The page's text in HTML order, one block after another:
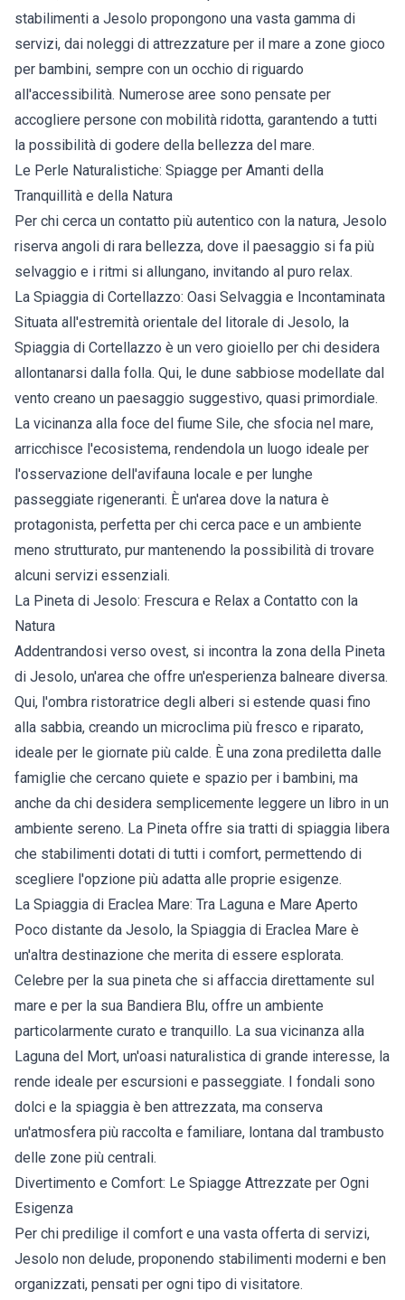
stabilimenti a Jesolo propongono una vasta gamma di
servizi, dai noleggi di attrezzature per il mare a zone gioco
per bambini, sempre con un occhio di riguardo
all'accessibilità. Numerose aree sono pensate per
accogliere persone con mobilità ridotta, garantendo a tutti
la possibilità di godere della bellezza del mare.
Le Perle Naturalistiche: Spiagge per Amanti della
Tranquillità e della Natura
Per chi cerca un contatto più autentico con la natura, Jesolo
riserva angoli di rara bellezza, dove il paesaggio si fa più
selvaggio e i ritmi si allungano, invitando al puro relax.
La Spiaggia di Cortellazzo: Oasi Selvaggia e Incontaminata
Situata all'estremità orientale del litorale di Jesolo, la
Spiaggia di Cortellazzo è un vero gioiello per chi desidera
allontanarsi dalla folla. Qui, le dune sabbiose modellate dal
vento creano un paesaggio suggestivo, quasi primordiale.
La vicinanza alla foce del fiume Sile, che sfocia nel mare,
arricchisce l'ecosistema, rendendola un luogo ideale per
l'osservazione dell'avifauna locale e per lunghe
passeggiate rigeneranti. È un'area dove la natura è
protagonista, perfetta per chi cerca pace e un ambiente
meno strutturato, pur mantenendo la possibilità di trovare
alcuni servizi essenziali.
La Pineta di Jesolo: Frescura e Relax a Contatto con la
Natura
Addentrandosi verso ovest, si incontra la zona della Pineta
di Jesolo, un'area che offre un'esperienza balneare diversa.
Qui, l'ombra ristoratrice degli alberi si estende quasi fino
alla sabbia, creando un microclima più fresco e riparato,
ideale per le giornate più calde. È una zona prediletta dalle
famiglie che cercano quiete e spazio per i bambini, ma
anche da chi desidera semplicemente leggere un libro in un
ambiente sereno. La Pineta offre sia tratti di spiaggia libera
che stabilimenti dotati di tutti i comfort, permettendo di
scegliere l'opzione più adatta alle proprie esigenze.
La Spiaggia di Eraclea Mare: Tra Laguna e Mare Aperto
Poco distante da Jesolo, la Spiaggia di Eraclea Mare è
un'altra destinazione che merita di essere esplorata.
Celebre per la sua pineta che si affaccia direttamente sul
mare e per la sua Bandiera Blu, offre un ambiente
particolarmente curato e tranquillo. La sua vicinanza alla
Laguna del Mort, un'oasi naturalistica di grande interesse, la
rende ideale per escursioni e passeggiate. I fondali sono
dolci e la spiaggia è ben attrezzata, ma conserva
un'atmosfera più raccolta e familiare, lontana dal trambusto
delle zone più centrali.
Divertimento e Comfort: Le Spiagge Attrezzate per Ogni
Esigenza
Per chi predilige il comfort e una vasta offerta di servizi,
Jesolo non delude, proponendo stabilimenti moderni e ben
organizzati, pensati per ogni tipo di visitatore.